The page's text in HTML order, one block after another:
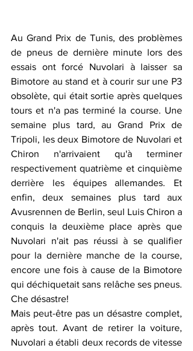
Au Grand Prix de Tunis, des problèmes
de pneus de dernière minute lors des
essais ont forcé Nuvolari à laisser sa
Bimotore au stand et à courir sur une P3
obsolète, qui était sortie après quelques
tours et n'a pas terminé la course. Une
semaine plus tard, au Grand Prix de
Tripoli, les deux Bimotore de Nuvolari et
Chiron n'arrivaient qu'à terminer
respectivement quatrième et cinquième
derrière les équipes allemandes. Et
enfin, deux semaines plus tard aux
Avusrennen de Berlin, seul Luis Chiron a
conquis la deuxième place après que
Nuvolari n'ait pas réussi à se qualifier
pour la dernière manche de la course,
encore une fois à cause de la Bimotore
qui déchiquetait sans relâche ses pneus.
Che désastre!
Mais peut-être pas un désastre complet,
après tout. Avant de retirer la voiture,
Nuvolari a établi deux records de vitesse